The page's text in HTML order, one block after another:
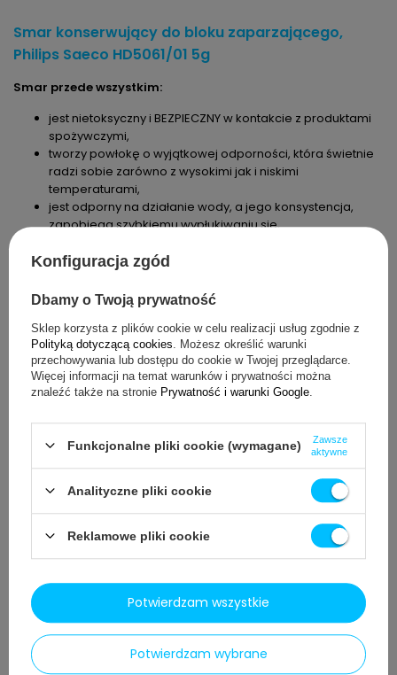
Smar konserwujący do bloku zaparzającego,
Philips Saeco HD5061/01 5g
Smar przede wszystkim:
jest nietoksyczny i BEZPIECZNY w kontakcie z produktami
spożywczymi,
tworzy powłokę o wyjątkowej odporności, która świetnie
radzi sobie zarówno z wysokimi jak i niskimi
temperaturami,
jest odporny na działanie wody, a jego konsystencja,
zapobiega szybkiemu wypłukiwaniu się,
tarcia,
W tubce znajduje się 5 gram produktu, co wystarczy na kilka
użyć, poniżej przedstawiamy częstotliwość smarowania
modułu parzenia:
4 miesiące,
Jeśli parzysz kawę 6–10 razy dziennie, używaj smaru co
Jeśli parzysz kawę ponad 10 razy dziennie, używaj smaru
przynajmniej raz w miesiącu.
Seltino Cleaning Brush - szczoteczka do
czyszczenia ekspresów
Szczoteczki używa się czyszczenia trudno dostępnych miejsc w
ekspresach ciśnieniowych.
Konfiguracja zgód
Dbamy o Twoją prywatność
Sklep korzysta z plików cookie w celu realizacji usług zgodnie z
Polityką dotyczącą cookies . Możesz określić warunki
przechowywania lub dostępu do cookie w Twojej przeglądarce.
Więcej informacji na temat warunków i prywatności można
znaleźć także na stronie Prywatność i warunki Google
Funkcjonalne pliki cookie (wymagane)
Zawsze
aktywne
Analityczne pliki cookie
Reklamowe pliki cookie
Potwierdzam wybrane
Potwierdzam wszystkie